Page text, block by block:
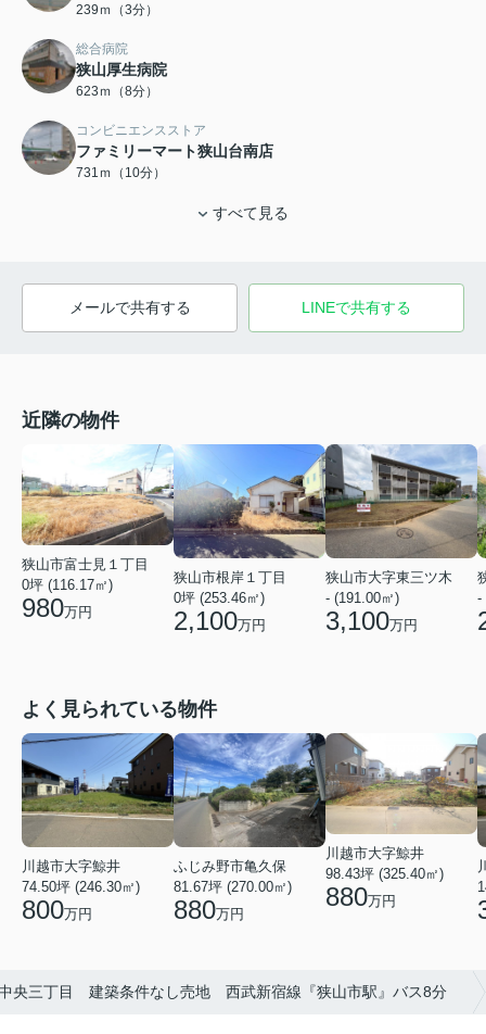
239ｍ（3分）
総合病院
狭山厚生病院
623ｍ（8分）
コンビニエンスストア
ファミリーマート狭山台南店
731ｍ（10分）
すべて見る
メールで共有する LINEで共有する
近隣の物件
狭山市富士見１丁目
0坪 (116.17㎡)
980万円
狭山市根岸１丁目
0坪 (253.46㎡)
2,100万円
狭山市大字東三ツ木
- (191.00㎡)
3,100万円
-
よく見られている物件
川越市大字鯨井
74.50坪 (246.30㎡)
800万円
ふじみ野市亀久保
81.67坪 (270.00㎡)
880万円
川越市大字鯨井
98.43坪 (325.40㎡)
880万円
央三丁目 建築条件なし売地 西武新宿線『狭山市駅』バス8分